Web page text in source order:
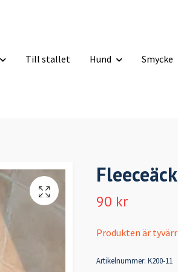
Till stallet Hund Smycke
90 kr
Produkten är
Artikelnummer: K200-11